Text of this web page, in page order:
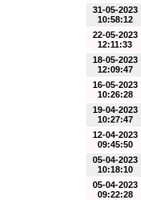
31-05-2023
10:58:12
22-05-2023
12:11:33
18-05-2023
12:09:47
16-05-2023
10:26:28
19-04-2023
10:27:47
12-04-2023
09:45:50
05-04-2023
10:18:10
05-04-2023
09:22:28